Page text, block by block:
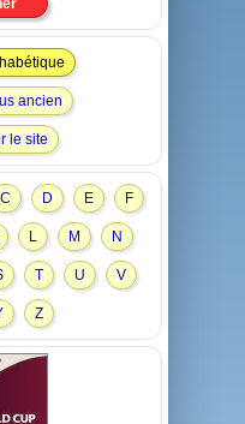
ancien
le site
C D E F
L M N
T U V
Z